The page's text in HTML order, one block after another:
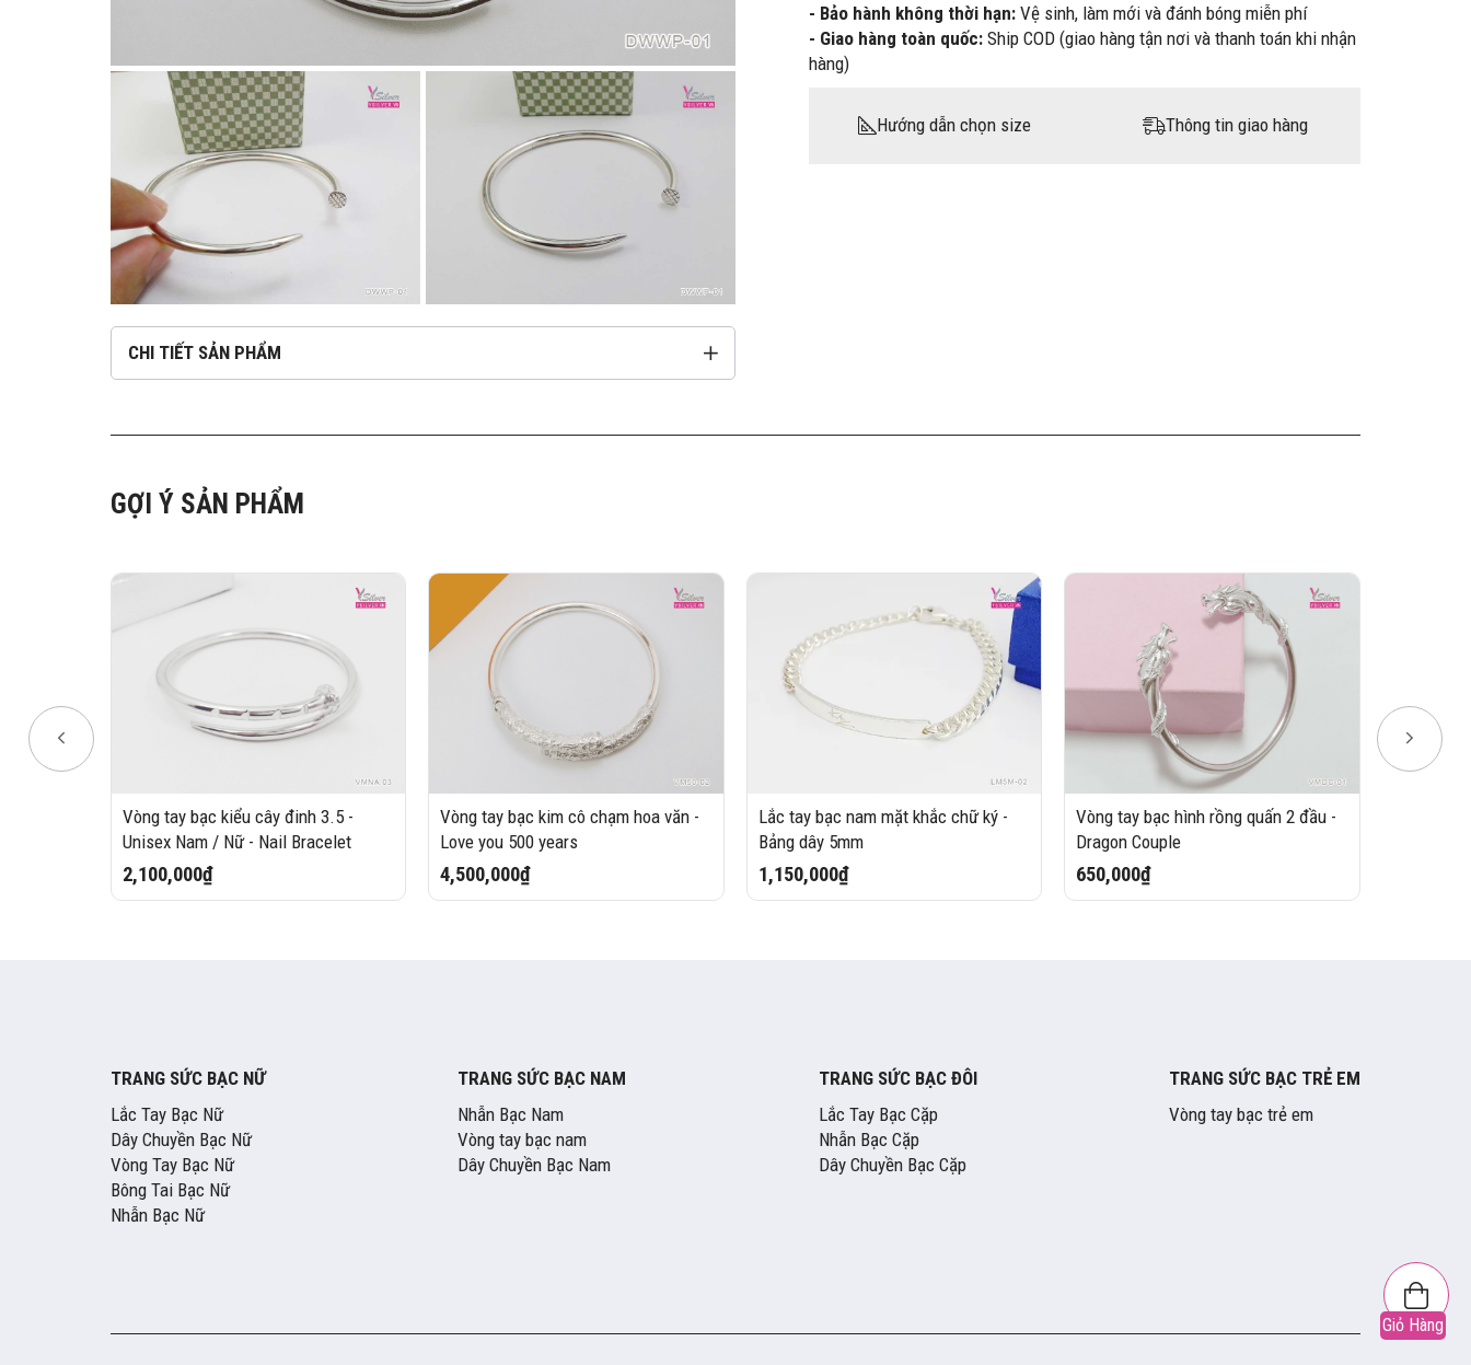
Giỏ Hàng
- Bảo hành không thời hạn: Vệ sinh, làm mới và đánh bóng miễn phí
- Giao hàng toàn quốc: Ship COD (giao hàng tận nơi và thanh toán khi nhận
hàng)
Hướng dẫn chọn size Thông tin giao hàng
CHI TIẾT SẢN PHẨM
GỢI Ý SẢN PHẨM
Vòng tay bạc kiểu cây đinh 3.5 -
Unisex Nam / Nữ - Nail Bracelet
2,100,000₫
Vòng tay bạc kim cô chạm hoa văn -
Love you 500 years
4,500,000₫
Lắc tay bạc nam mặt khắc chữ ký -
Bảng dây 5mm
1,150,000₫
Vòng tay bạc hình rồng quấn 2 đầu -
Dragon Couple
650,000₫
TRANG SỨC BẠC NỮ
Lắc Tay Bạc Nữ
Dây Chuyền Bạc Nữ
Vòng Tay Bạc Nữ
Bông Tai Bạc Nữ
Nhẫn Bạc Nữ
TRANG SỨC BẠC NAM
Nhẫn Bạc Nam
Vòng tay bạc nam
Dây Chuyền Bạc Nam
TRANG SỨC BẠC ĐÔI
Lắc Tay Bạc Cặp
Nhẫn Bạc Cặp
Dây Chuyền Bạc Cặp
TRANG SỨC BẠC TRẺ EM
Vòng tay bạc trẻ em